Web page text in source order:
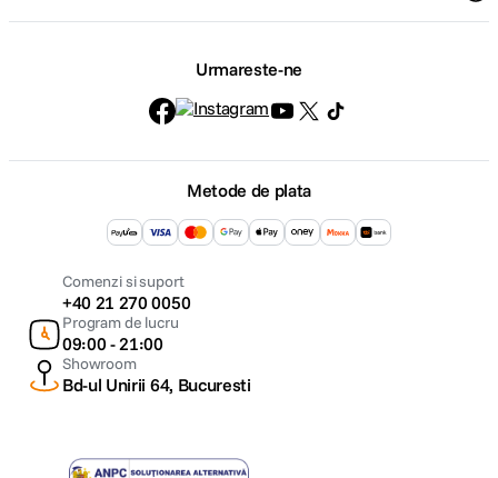
Urmareste-ne
Metode de plata
Comenzi si suport
+40 21 270 0050
Program de lucru
09:00 - 21:00
Showroom
Bd-ul Unirii 64, Bucuresti